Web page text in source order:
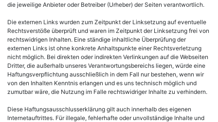
die jeweilige Anbieter oder Betreiber (Urheber) der Seiten verantwortlich.
Die externen Links wurden zum Zeitpunkt der Linksetzung auf eventuelle
Rechtsverstöße überprüft und waren im Zeitpunkt der Linksetzung frei von
rechtswidrigen Inhalten. Eine ständige inhaltliche Überprüfung der
externen Links ist ohne konkrete Anhaltspunkte einer Rechtsverletzung
nicht möglich. Bei direkten oder indirekten Verlinkungen auf die Webseiten
Dritter, die außerhalb unseres Verantwortungsbereichs liegen, würde eine
Haftungsverpflichtung ausschließlich in dem Fall nur bestehen, wenn wir
von den Inhalten Kenntnis erlangen und es uns technisch möglich und
zumutbar wäre, die Nutzung im Falle rechtswidriger Inhalte zu verhindern.
Diese Haftungsausschlusserklärung gilt auch innerhalb des eigenen
Internetauftrittes. Für illegale, fehlerhafte oder unvollständige Inhalte und